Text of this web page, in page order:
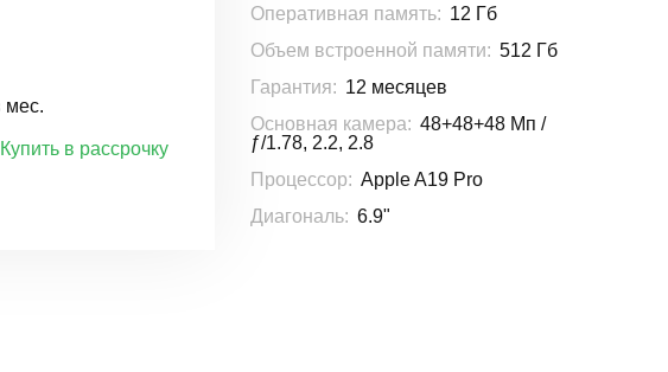
мес.
Купить в рассрочку
Оперативная память: 12 Гб
Объем встроенной памяти: 512 Гб
Гарантия: 12 месяцев
Основная камера: 48+48+48 Мп /
ƒ/1.78, 2.2, 2.8
Процессор: Apple A19 Pro
Диагональ: 6.9"